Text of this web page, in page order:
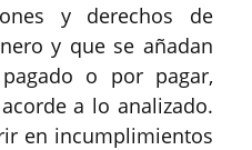
y derechos de
y que se añadan
o por pagar,
a lo analizado.
en incumplimientos